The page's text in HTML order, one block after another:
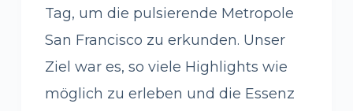
Tag, um die pulsierende Metropole
San Francisco zu erkunden. Unser
Ziel war es, so viele Highlights wie
möglich zu erleben und die Essenz